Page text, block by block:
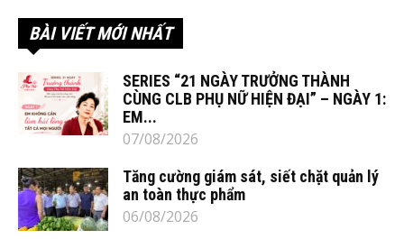
BÀI VIẾT MỚI NHẤT
SERIES “21 NGÀY TRƯỞNG THÀNH
CÙNG CLB PHỤ NỮ HIỆN ĐẠI” – NGÀY 1:
EM...
07/08/2026
Tăng cường giám sát, siết chặt quản lý
an toàn thực phẩm
06/08/2026